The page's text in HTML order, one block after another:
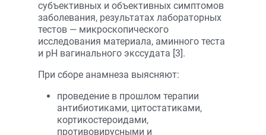
субъективных и объективных симптомов
заболевания, результатах лабораторных
тестов — микроскопического
исследования материала, аминного теста
и рН вагинального экссудата [3].
При сборе анамнеза выясняют:
проведение в прошлом терапии
антибиотиками, цитостатиками,
кортикостероидами,
противовирусными и